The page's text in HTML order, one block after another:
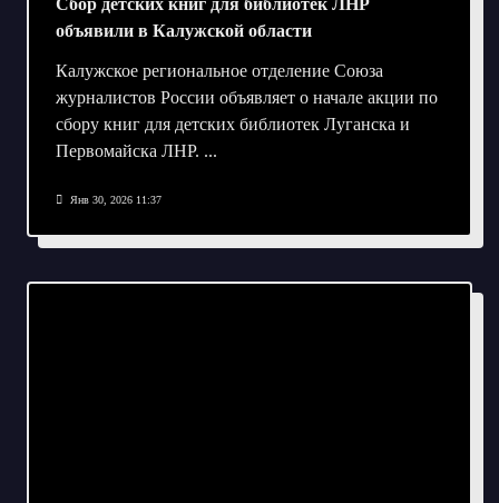
Сбор детских книг для библиотек ЛНР
объявили в Калужской области
Калужское региональное отделение Союза
журналистов России объявляет о начале акции по
сбору книг для детских библиотек Луганска и
Первомайска ЛНР. ...
Янв 30, 2026 11:37